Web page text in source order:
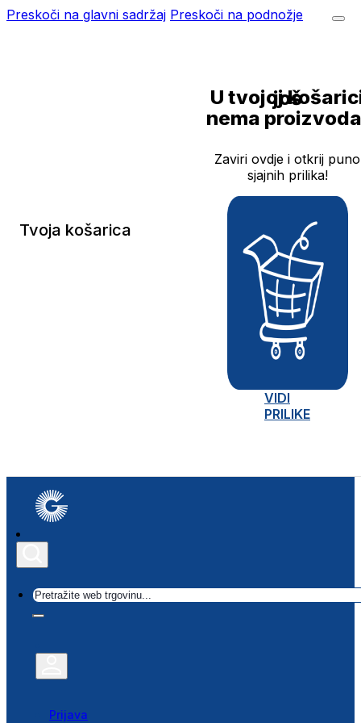
Preskoči na glavni sadržaj Preskoči na podnožje
Tvoja košarica
U tvojoj košarici još
nema
Zaviri ovdje i otkrij puno
sjajnih prilika!
VIDI
PRILIKE
Traži
Prijava